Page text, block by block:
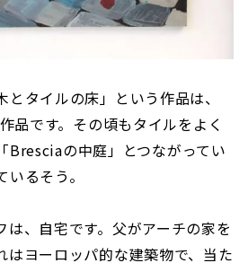
タイルの床」という作品は、
品です。その頃もタイルをよく
Bresciaの中庭」とつながってい
るそう。
は、自宅です。父がアーチの家を
はヨーロッパ的な建築物で、当た